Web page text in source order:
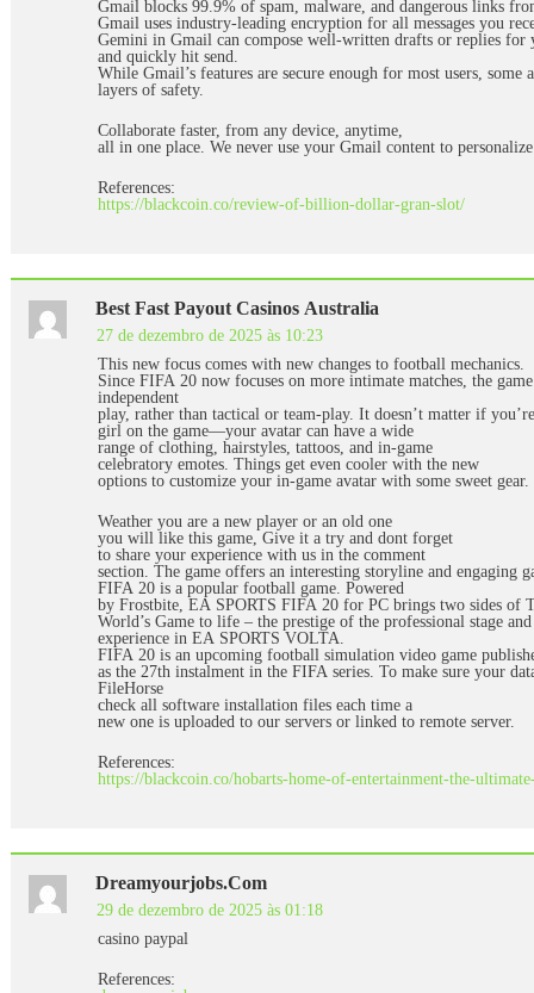
Gmail blocks 99.9% of spam, malware, and dangerous links
Gmail uses industry-leading encryption for all messages you
Gemini in Gmail can compose well-written drafts or replies for
and quickly hit send.
While Gmail’s features are secure enough for most users, some
layers of safety.
Collaborate faster, from any device, anytime,
all in one place. We never use your Gmail content to personalize
References:
https://blackcoin.co/review-of-billion-dollar-gran-slot/
Best Fast Payout Casinos Australia
27 de dezembro de 2025 às 10:23
This new focus comes with new changes to football mechanics.
Since FIFA 20 now focuses on more intimate matches, the
independent
play, rather than tactical or team-play. It doesn’t matter if
girl on the game⁠—your avatar can have a wide
range of clothing, hairstyles, tattoos, and in-game
celebratory emotes. Things get even cooler with the new
options to customize your in-game avatar with some sweet gear.
Weather you are a new player or an old one
you will like this game, Give it a try and dont forget
to share your experience with us in the comment
section. The game offers an interesting storyline and engaging
FIFA 20 is a popular football game. Powered
by Frostbite, EA SPORTS FIFA 20 for PC brings two sides of
World’s Game to life – the prestige of the professional stage
experience in EA SPORTS VOLTA.
FIFA 20 is an upcoming football simulation video game
as the 27th instalment in the FIFA series. To make sure your
FileHorse
check all software installation files each time a
new one is uploaded to our servers or linked to remote server.
References:
https://blackcoin.co/hobarts-home-of-entertainment-the-
Dreamyourjobs.com
29 de dezembro de 2025 às 01:18
casino paypal
References: